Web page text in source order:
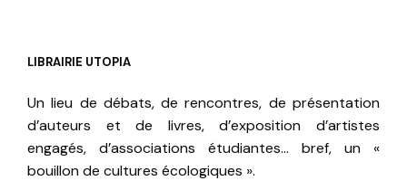
LIBRAIRIE UTOPIA
Un lieu de débats, de rencontres, de présentation
d’auteurs et de livres, d’exposition d’artistes
engagés, d’associations étudiantes… bref, un «
bouillon de cultures écologiques ».